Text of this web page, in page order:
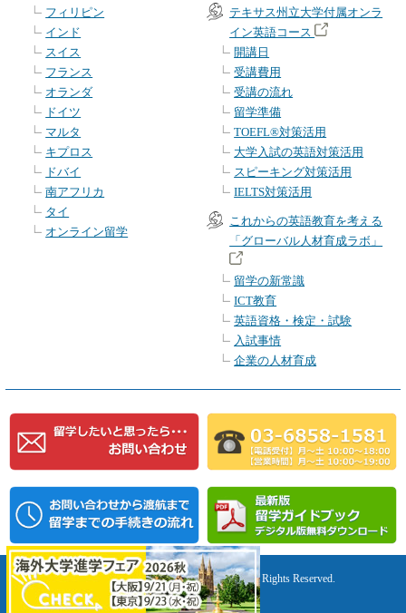
フィリピン
インド
スイス
フランス
オランダ
ドイツ
マルタ
キプロス
ドバイ
南アフリカ
タイ
オンライン留学
テキサス州立大学付属オンラ
イン英語コース
開講日
受講費用
受講の流れ
留学準備
TOEFL®対策活用
大学入試の英語対策活用
スピーキング対策活用
IELTS対策活用
これからの英語教育を考える
「グローバル人材育成ラボ」
留学の新常識
ICT教育
英語資格・検定・試験
入試事情
企業の人材育成
Copyright(c) Study Abroad Association, All Rights Reserved.
https://www.ryugaku.or.jp/